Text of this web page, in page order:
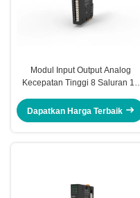
Modul Input Output Analog
Kecepatan Tinggi 8 Saluran 12
Dapatkan Harga Terbaik